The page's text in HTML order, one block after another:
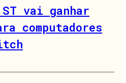
vai ganhar
computadores